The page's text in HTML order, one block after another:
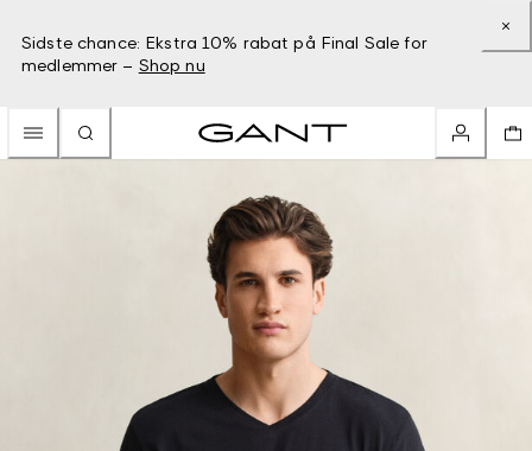
Sidste chance: Ekstra 10% rabat på Final Sale for
medlemmer – Shop nu